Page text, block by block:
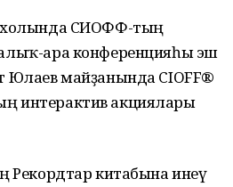
холында СИОФФ-тың
ара конференцияһы эш
майҙанында CIOFF®
интерактив акциялары
Рекордтар китабына инеү